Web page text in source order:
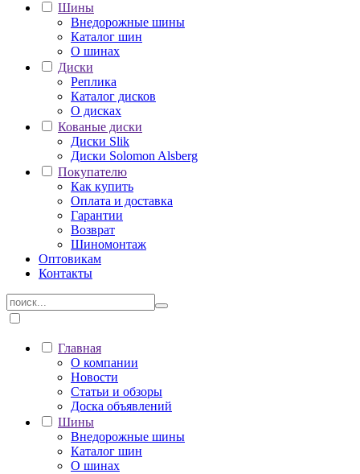
Шины
Внедорожные шины
Каталог шин
О шинах
Диски
Реплика
Каталог дисков
О дисках
Кованые диски
Диски Slik
Диски Solomon Alsberg
Покупателю
Как купить
Оплата и доставка
Гарантии
Возврат
Шиномонтаж
Оптовикам
Контакты
Главная
О компании
Новости
Статьи и обзоры
Доска объявлений
Шины
Внедорожные шины
Каталог шин
О шинах